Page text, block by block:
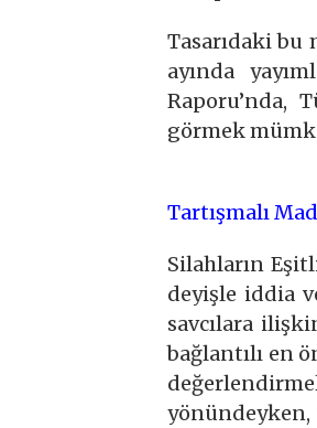
Tasarıdaki bu
ayında
Raporu’nda,
görmek
Tartışmalı
Silahların
deyişle iddia
savcılara
bağlantılı en